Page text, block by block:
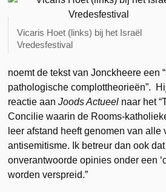
Vicaris Hoet (links) bij het Israël
Vredesfestival
noemt de tekst van Jonckheere een
pathologische complottheorieën”.
reactie aanJoods Actueel naar het
Concilie waarin de Rooms-
leer afstand heeft genomen van alle
antisemitisme. Ik betreur dan ook
onverantwoorde opinies onder een
worden verspreid.”